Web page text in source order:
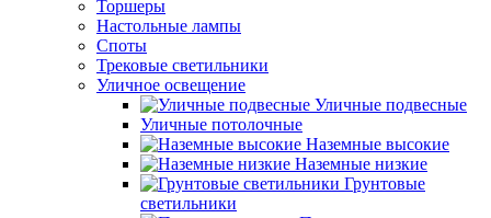
Торшеры
Настольные лампы
Споты
Трековые светильники
Уличное освещение
Уличные подвесные
Уличные потолочные
Наземные высокие
Наземные низкие
Грунтовые
светильники